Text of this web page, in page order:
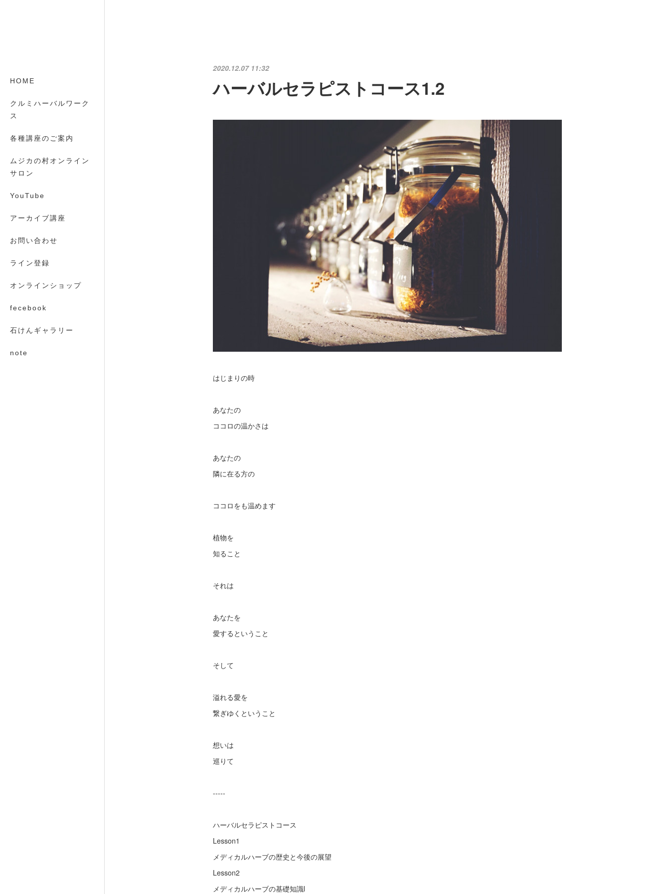
HOME
クルミハーバルワーク
ス
各種講座のご案内
ムジカの村オンライン
サロン
YouTube
アーカイブ講座
お問い合わせ
ライン登録
オンラインショップ
fecebook
石けんギャラリー
note
2020.12.07 11:32
ハーバルセラピストコース1.2
はじまりの時
あなたの
ココロの温かさは
あなたの
隣に在る方の
ココロをも温めます
植物を
知ること
それは
あなたを
愛するということ
そして
溢れる愛を
繋ぎゆくということ
想いは
巡りて
-----
ハーバルセラピストコース
Lesson1
メディカルハーブの歴史と今後の展望
Lesson2
メディカルハーブの基礎知識Ⅰ